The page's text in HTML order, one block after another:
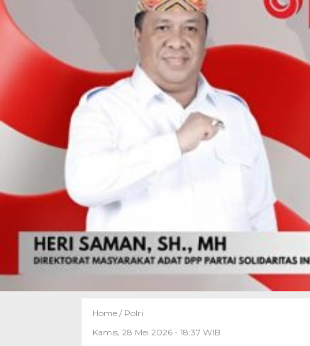
Home / Polri
Kamis, 28 Mei 2026 - 18:37 WIB